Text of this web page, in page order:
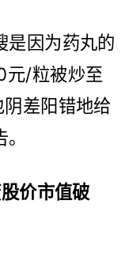
是因为药丸的
元/粒被炒至
差阳错地给
价市值破